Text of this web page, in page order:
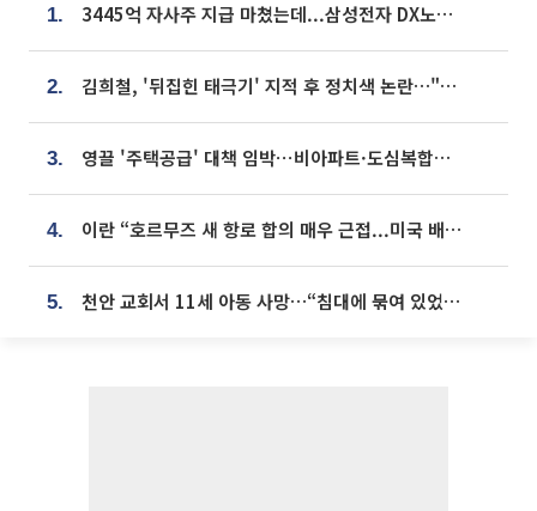
1. 3445억 자사주 지급 마쳤는데...삼성전자 DX노조, 뒤늦은 '떼쓰기 집회'
2. 김희철, '뒤집힌 태극기' 지적 후 정치색 논란…"좌우 떠나 우리나라 국기"
3. 영끌 '주택공급' 대책 임박⋯비아파트·도심복합까지 총동원
4. 이란 “호르무즈 새 항로 합의 매우 근접...미국 배상 먼저”
5. 천안 교회서 11세 아동 사망…“침대에 묶여 있었다” 진술 확보